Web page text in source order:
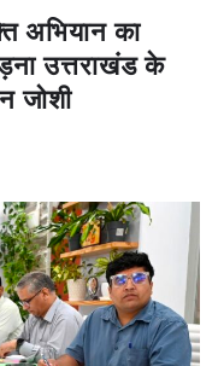
अभियान का
उत्तराखंड के
जोशी